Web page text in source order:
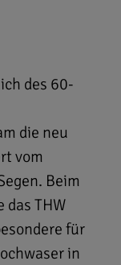
des 60-
die neu
vom
Beim
THW
für
in